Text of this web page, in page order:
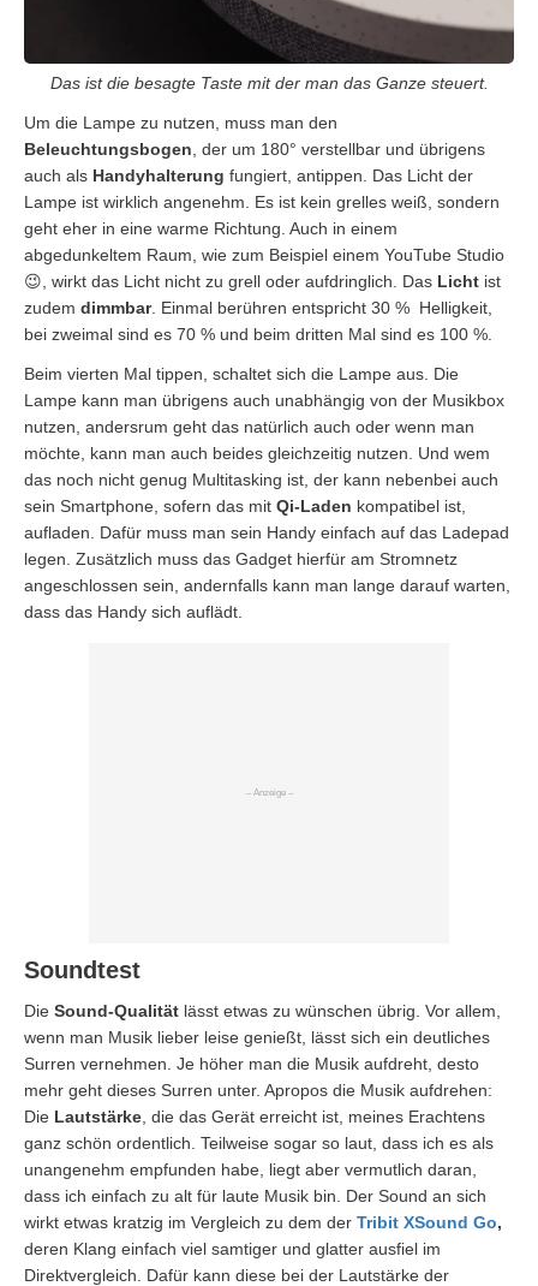
Das ist die besagte Taste mit der man das Ganze steuert.
Um die Lampe zu nutzen, muss man den
Beleuchtungsbogen , der um 180° verstellbar und übrigens
auch als Handyhalterung fungiert, antippen. Das Licht der
Lampe ist wirklich angenehm. Es ist kein grelles weiß, sondern
geht eher in eine warme Richtung. Auch in einem
abgedunkeltem Raum, wie zum Beispiel einem YouTube Studio
😉, wirkt das Licht nicht zu grell oder aufdringlich. Das Licht ist
zudem dimmbar. Einmal berühren entspricht 30 % Helligkeit,
bei zweimal sind es 70 % und beim dritten Mal sind es 100 %.
Beim vierten Mal tippen, schaltet sich die Lampe aus. Die
Lampe kann man übrigens auch unabhängig von der Musikbox
nutzen, andersrum geht das natürlich auch oder wenn man
möchte, kann man auch beides gleichzeitig nutzen. Und wem
das noch nicht genug Multitasking ist, der kann nebenbei auch
sein Smartphone, sofern das mit Qi-Laden kompatibel ist,
aufladen. Dafür muss man sein Handy einfach auf das Ladepad
legen. Zusätzlich muss das Gadget hierfür am Stromnetz
angeschlossen sein, andernfalls kann man lange darauf warten,
dass das Handy sich auflädt.
Soundtest
Die Sound-Qualität lässt etwas zu wünschen übrig. Vor allem,
wenn man Musik lieber leise genießt, lässt sich ein deutliches
Surren vernehmen. Je höher man die Musik aufdreht, desto
mehr geht dieses Surren unter. Apropos die Musik aufdrehen:
Die Lautstärke , die das Gerät erreicht ist, meines Erachtens
ganz schön ordentlich. Teilweise sogar so laut, dass ich es als
unangenehm empfunden habe, liegt aber vermutlich daran,
dass ich einfach zu alt für laute Musik bin. Der Sound an sich
wirkt etwas kratzig im Vergleich zu dem der Tribit XSound Go,
deren Klang einfach viel samtiger und glatter ausfiel im
Direktvergleich. Dafür kann diese bei der Lautstärke der